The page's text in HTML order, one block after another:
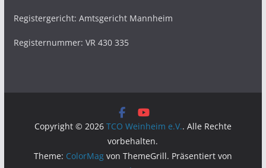
Registergericht: Amtsgericht Mannheim
Registernummer: VR 430 335
Copyright © 2026 TCO Weinheim e.V.. Alle Rechte
vorbehalten.
Theme: ColorMagvon ThemeGrill. Präsentiert von